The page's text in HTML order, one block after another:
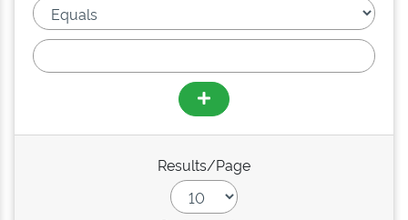
Results/Page